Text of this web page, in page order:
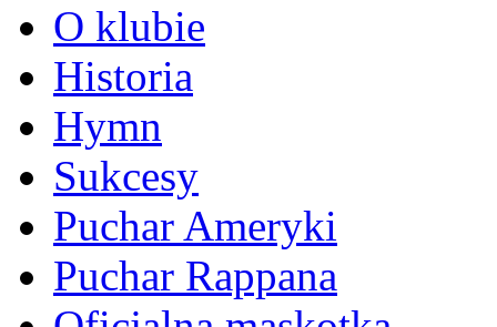
O klubie
Historia
Hymn
Sukcesy
Puchar Ameryki
Puchar Rappana